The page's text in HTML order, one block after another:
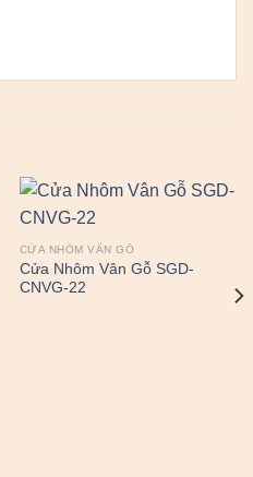
CỬA NHÔM VÂN GỖ
Cửa Nhôm Vân Gỗ SGD-
CNVG-22